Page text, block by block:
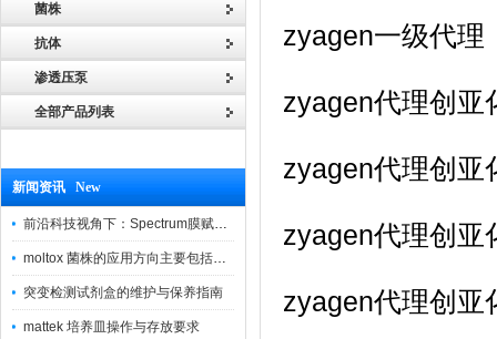
菌株
抗体
渗透压泵
全部产品列表
新闻资讯 New
前沿科技视角下：Spectrum膜赋能精密制造
moltox 菌株的应用方向主要包括以下几个方面
突变检测试剂盒的维护与保养指南
mattek 培养皿操作与存放要求
zyagen一级代理
zyagen代理创亚
zyagen代理创亚
zyagen代理创亚
zyagen代理创亚